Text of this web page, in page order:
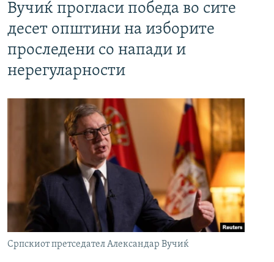
Вучиќ прогласи победа во сите
десет општини на изборите
проследени со напади и
нерегуларности
Српскиот претседател Александар Вучиќ